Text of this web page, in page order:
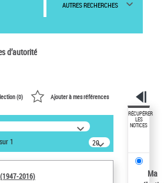
AUTRES RECHERCHES
d’autorité
dans les
:
2016)
(0) Ajouter à mes références
sur 1
20
résultats/page
2016)
RÉCUPÉRER
LES
NOTICES
Ma